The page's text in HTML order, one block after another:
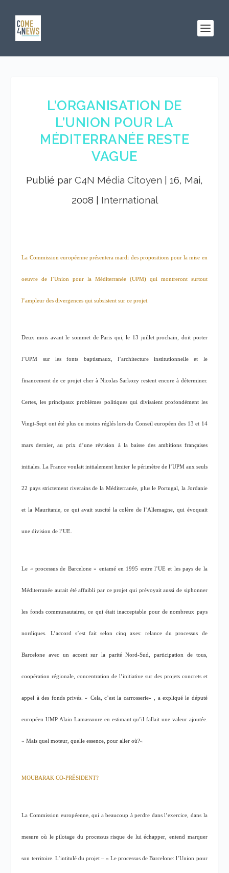
L’ORGANISATION DE
L’UNION POUR LA
MÉDITERRANÉE RESTE
VAGUE
Publié par C4N Média Citoyen
16, Mai,
2008
International
La Commission européenne présentera mardi des propositions pour la mise en
oeuvre de l’Union pour la Méditerranée (UPM) qui montreront surtout
l’ampleur des divergences qui subsistent sur ce projet.
Deux mois avant le sommet de Paris qui, le 13 juillet prochain, doit porter
l’UPM sur les fonts baptismaux, l’architecture institutionnelle et le
financement de ce projet cher à Nicolas Sarkozy restent encore à déterminer.
Certes, les principaux problèmes politiques qui divisaient profondément les
Vingt-Sept ont été plus ou moins réglés lors du Conseil européen des 13 et 14
mars dernier, au prix d’une révision à la baisse des ambitions françaises
initiales. La France voulait initialement limiter le périmètre de l’UPM aux seuls
22 pays strictement riverains de la Méditerranée, plus le Portugal, la Jordanie
et la Mauritanie, ce qui avait suscité la colère de l’Allemagne, qui évoquait
une division de l’UE.
Le «processus de Barcelone» entamé en 1995 entre l’UE et les pays de la
Méditerranée aurait été affaibli par ce projet qui prévoyait aussi de siphonner
les fonds communautaires, ce qui était inacceptable pour de nombreux pays
nordiques. L’accord s’est fait selon cinq axes: relance du processus de
Barcelone avec un accent sur la parité Nord-Sud, participation de tous,
coopération régionale, concentration de l’initiative sur des projets concrets et
appel à des fonds privés. « Cela, c’est la carrosserie« , a expliqué le député
européen UMP Alain Lamassoure en estimant qu’il fallait une valeur ajoutée.
«Mais quel moteur, quelle essence, pour aller où?«
MOUBARAK CO-PRÉSIDENT?
La Commission européenne, qui a beaucoup à perdre dans l’exercice, dans la
mesure où le pilotage du processus risque de lui échapper, entend marquer
son territoire. L’intitulé du projet – « Le processus de Barcelone: l’Union pour